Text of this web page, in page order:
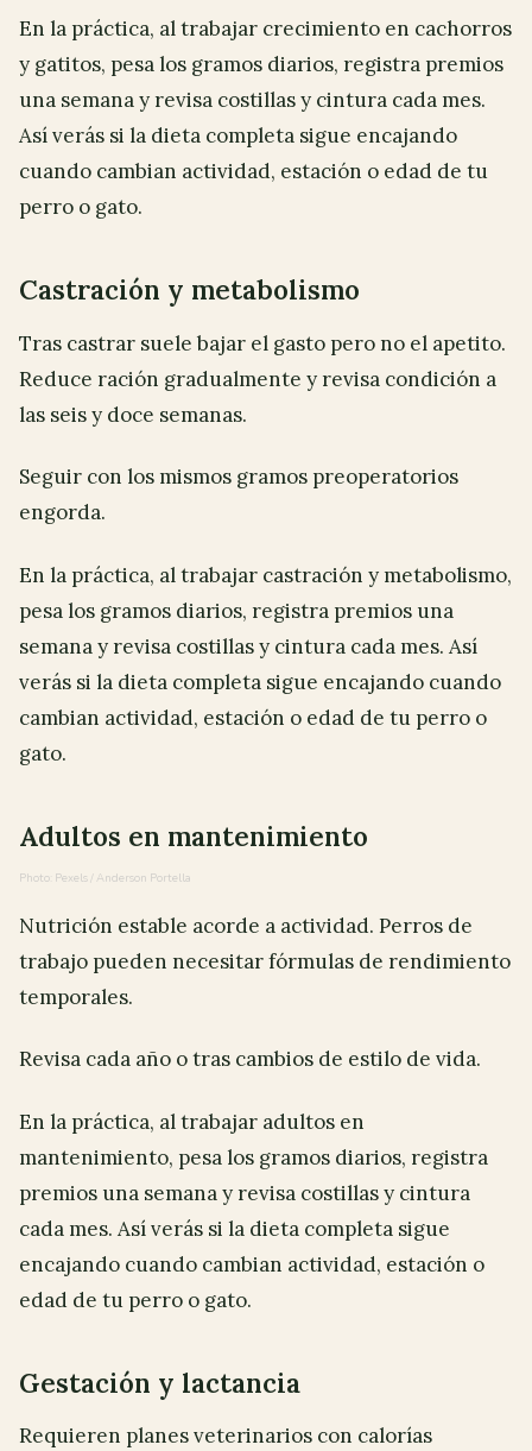
En la práctica, al trabajar crecimiento en cachorros
y gatitos, pesa los gramos diarios, registra premios
una semana y revisa costillas y cintura cada mes.
Así verás si la dieta completa sigue encajando
cuando cambian actividad, estación o edad de tu
perro o gato.
Castración y metabolismo
Tras castrar suele bajar el gasto pero no el apetito.
Reduce ración gradualmente y revisa condición a
las seis y doce semanas.
Seguir con los mismos gramos preoperatorios
engorda.
En la práctica, al trabajar castración y metabolismo,
pesa los gramos diarios, registra premios una
semana y revisa costillas y cintura cada mes. Así
verás si la dieta completa sigue encajando cuando
cambian actividad, estación o edad de tu perro o
gato.
Adultos en mantenimiento
Photo: Pexels / Anderson Portella
Nutrición estable acorde a actividad. Perros de
trabajo pueden necesitar fórmulas de rendimiento
temporales.
Revisa cada año o tras cambios de estilo de vida.
En la práctica, al trabajar adultos en
mantenimiento, pesa los gramos diarios, registra
premios una semana y revisa costillas y cintura
cada mes. Así verás si la dieta completa sigue
encajando cuando cambian actividad, estación o
edad de tu perro o gato.
Gestación y lactancia
Requieren planes veterinarios con calorías